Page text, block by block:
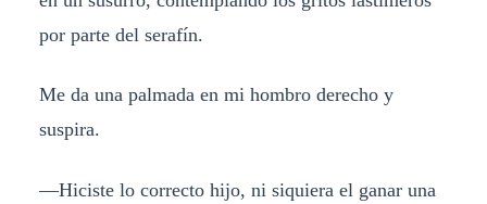
por parte del serafín.
Me da una palmada en mi hombro derecho y
suspira.
—Hiciste lo correcto hijo, ni siquiera el ganar una